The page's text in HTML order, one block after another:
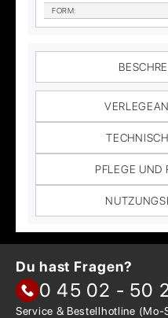
FORM:
PFLEGE UND
Du hast Fragen?
0 45 02 - 50
Service & Bestellhotline (Mo-